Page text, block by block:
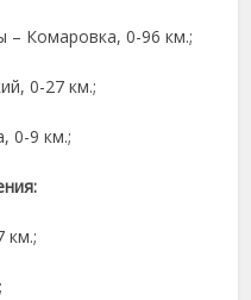
– Комаровка, 0-96 км.;
0-27 км.;
0-9 км.;
км.;